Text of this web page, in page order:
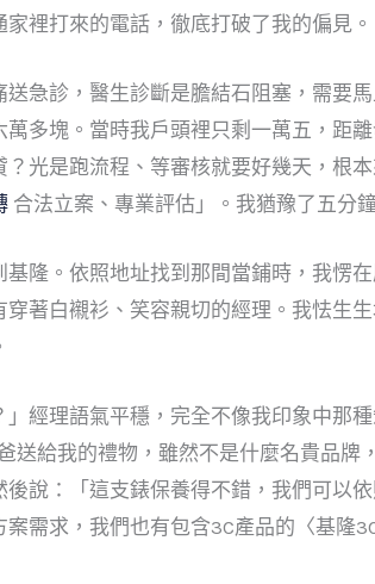
裡打來的電話，徹底打破了我的偏見。
急診，醫生診斷是膽結石阻塞，需要
多塊。當時我戶頭裡只剩一萬五，距
光是跑流程、等審核就要好幾天，根
合法立案、專業評估」。我猶豫了五分
隆。依照地址找到那間當鋪時，我愣
著白襯衫、笑容親切的經理。我怯生
」經理語氣平穩，完全不像我印象中那
給我的禮物，雖然不是什麼名貴品牌
說：「這支錶保養得不錯，我們可以
需求，我們也有包含3C產品的〈基隆